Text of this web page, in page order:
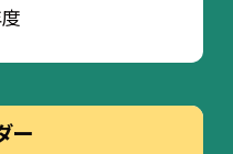
ー